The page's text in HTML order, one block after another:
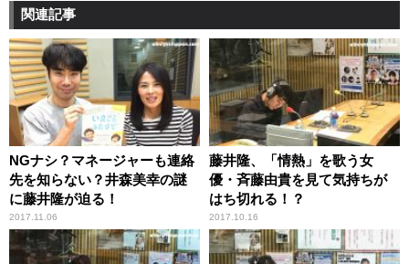
関連記事
NGナシ？マネージャーも連絡
先を知らない？井森美幸の謎
に藤井隆が迫る！
2017.11.06
藤井隆、「情熱」を歌う女
優・斉藤由貴を見て気持ちが
はち切れる！？
2017.10.16